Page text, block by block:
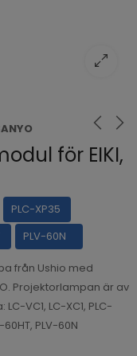
för EIKI,
PLC-XP35
PLV-60N
från Ushio med
Projektorlampan är av
VC1, LC-XC1, PLC-
60HT, PLV-60N